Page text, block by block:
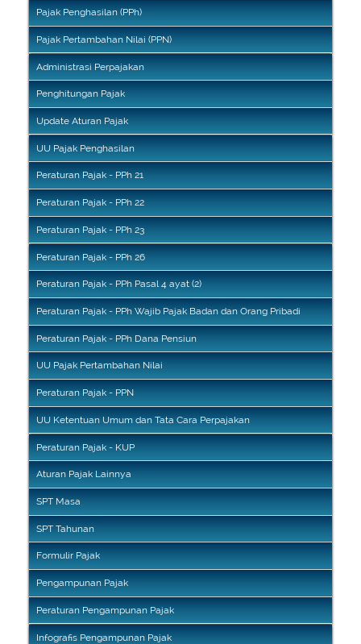
Pajak Penghasilan (PPh)
Pajak Pertambahan Nilai (PPN)
Administrasi Perpajakan
Penghitungan Pajak
Update Aturan Pajak
UU Pajak Penghasilan
Peraturan Pajak - PPh 21
Peraturan Pajak - PPh 22
Peraturan Pajak - PPh 23
Peraturan Pajak - PPh 26
Peraturan Pajak - PPh Pasal 4 ayat (2)
Peraturan Pajak - PPh Wajib Pajak Badan dan Orang Pribadi
Peraturan Pajak - PPh Dana Pensiun
UU Pajak Pertambahan Nilai
Peraturan Pajak - PPN
UU Ketentuan Umum dan Tata Cara Perpajakan
Peraturan Pajak - KUP
Aturan Pajak Lainnya
SPT Masa
SPT Tahunan
Formulir Pajak
Pengampunan Pajak
Peraturan Pengampunan Pajak
Infografis Pengampunan Pajak